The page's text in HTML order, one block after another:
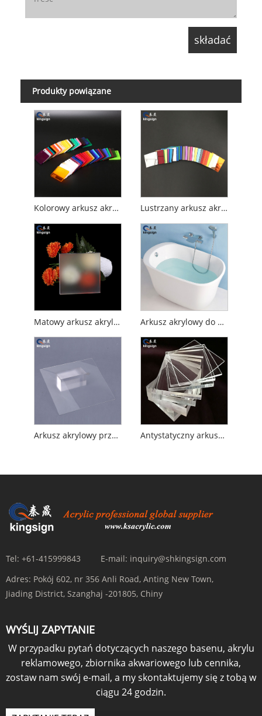
Produkty powiązane
Kolorowy arkusz akrylowy Lustrzany arkusz akrylowy
Matowy arkusz akrylowy Arkusz akrylowy do wanny
Arkusz akrylowy przeciwodblaskowy Antystatyczny arkusz akrylowy
Tel: +61-415999843 E-mail: inquiry@shkingsign.com
Adres: Pokój 602, nr 356 Anli Road, Anting New Town,
Jiading District, Szanghaj -201805, Chiny
WYŚLIJ ZAPYTANIE
W przypadku pytań dotyczących naszego basenu, akrylu
reklamowego, zbiornika akwariowego lub cennika,
zostaw nam swój e-mail, a my skontaktujemy się z tobą w
ciągu 24 godzin.